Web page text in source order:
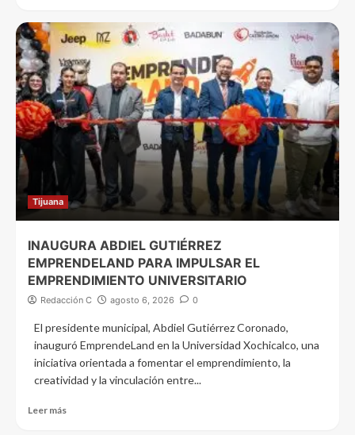
Tijuana
INAUGURA ABDIEL GUTIÉRREZ
EMPRENDELAND PARA IMPULSAR EL
EMPRENDIMIENTO UNIVERSITARIO
Redacción C agosto 6, 2026 0
El presidente municipal, Abdiel Gutiérrez Coronado,
inauguró EmprendeLand en la Universidad Xochicalco, una
iniciativa orientada a fomentar el emprendimiento, la
creatividad y la vinculación entre...
Leer más